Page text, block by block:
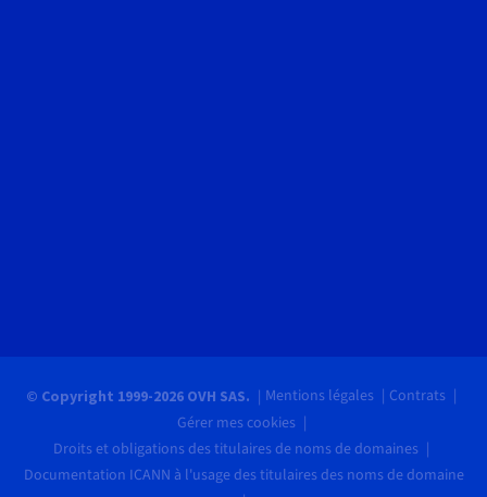
© Copyright 1999-2026 OVH SAS. Mentions légales
Contrats
Gérer mes cookies
Droits et obligations des titulaires de noms de domaines
Documentation ICANN à l'usage des titulaires des noms de domaine